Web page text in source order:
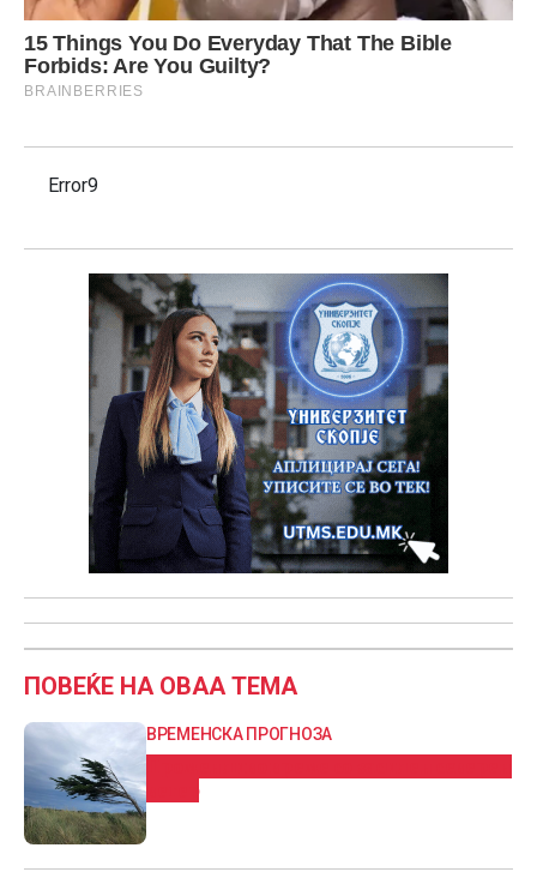
Error9
ПОВЕЌЕ НА ОВАА ТЕМА
ВРЕМЕНСКА ПРОГНОЗА
ветер